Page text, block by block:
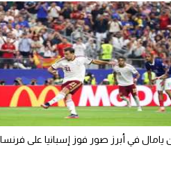
يامال في أبرز صور فوز إسبانيا على